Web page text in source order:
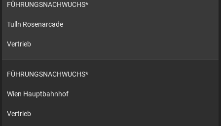
FÜHRUNGSNACHWUCHS*
Tulln Rosenarcade
Vertrieb
FÜHRUNGSNACHWUCHS*
Wien Hauptbahnhof
Vertrieb